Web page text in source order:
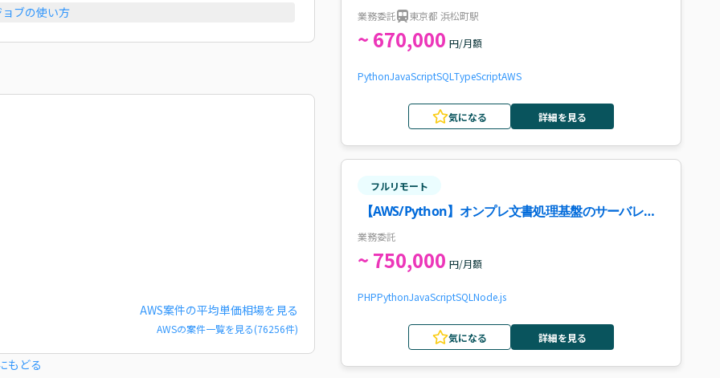
ブの使い方
AWS案件の平均単価相場を見る
AWSの案件一覧を見る(76256件)
もどる
案件・求人
業務委託 東京都 浜松町駅
~ 670,000 円/月額
PythonJavaScriptSQL TypeScriptAWS
気になる 詳細を見る
フルリモート
【AWS/Python】オンプレ文書処理基盤のサーバレス
OCRパイプライン移行案件
業務委託
~ 750,000 円/月額
PHPPythonJavaScriptSQL Node.js
気になる 詳細を見る